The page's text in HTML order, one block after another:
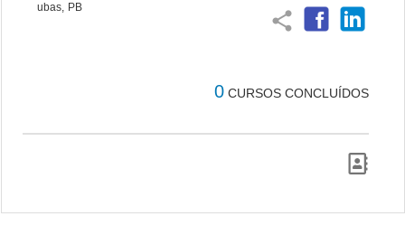
ubas, PB
share
0 CURSOS CONCLUÍDOS